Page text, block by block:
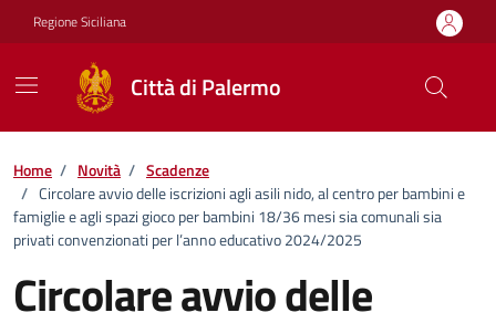
Vai ai contenuti
Vai al footer
Regione Siciliana
Città di Palermo
Home / Novità / Scadenze
/ Circolare avvio delle iscrizioni agli asili nido, al centro per bambini e
famiglie e agli spazi gioco per bambini 18/36 mesi sia comunali sia
privati convenzionati per l’anno educativo 2024/2025
Circolare avvio delle